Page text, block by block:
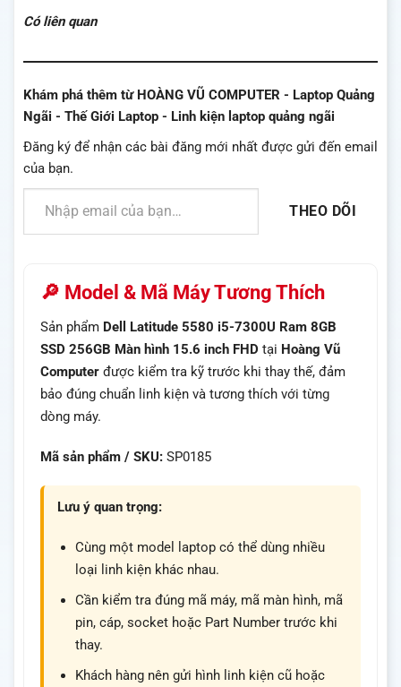
Có liên quan
Khám phá thêm từ HOÀNG VŨ COMPUTER - Laptop Quảng
Ngãi - Thế Giới Laptop - Linh kiện laptop quảng ngãi
Đăng ký để nhận các bài đăng mới nhất được gửi đến email
của bạn.
Nhập email của bạn…
THEO DÕI
🔎 Model & Mã Máy Tương Thích
Sản phẩm Dell Latitude 5580 i5-7300U Ram 8GB
SSD 256GB Màn hình 15.6 inch FHD tại Hoàng Vũ
Computer được kiểm tra kỹ trước khi thay thế, đảm
bảo đúng chuẩn linh kiện và tương thích với từng
dòng máy.
Mã sản phẩm / SKU: SP0185
Lưu ý quan trọng:
Cùng một model laptop có thể dùng nhiều
loại linh kiện khác nhau.
Cần kiểm tra đúng mã máy, mã màn hình, mã
pin, cáp, socket hoặc Part Number trước khi
thay.
Khách hàng nên gửi hình linh kiện cũ hoặc